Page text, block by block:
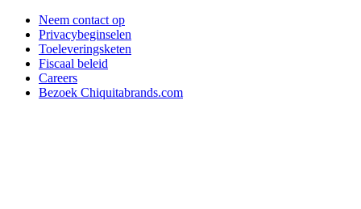
Neem contact op
Privacybeginselen
Toeleveringsketen
Fiscaal beleid
Careers
Bezoek Chiquitabrands.com